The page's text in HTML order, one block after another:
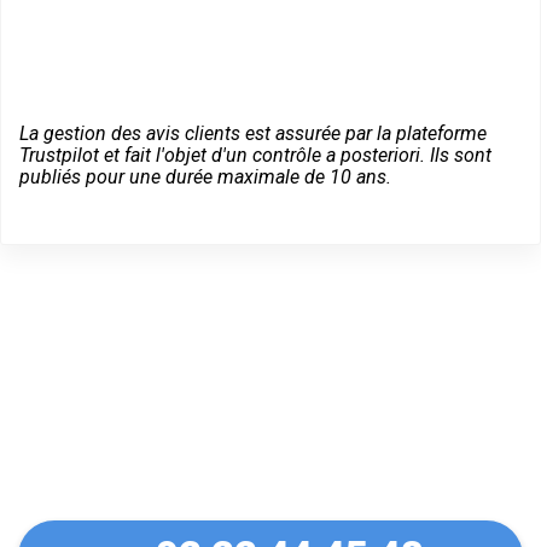
La gestion des avis clients est assurée par la plateforme
Trustpilot et fait l'objet d'un contrôle a posteriori. Ils sont
publiés pour une durée maximale de 10 ans.